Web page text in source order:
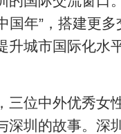
国年”，搭建更
升城市国际化水
三位中外优秀女
深圳的故事。深